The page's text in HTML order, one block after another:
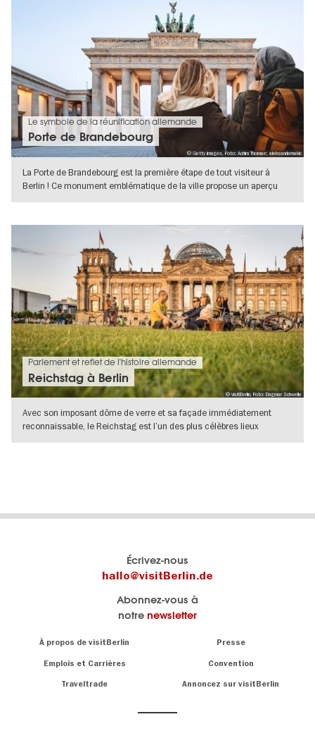
© Getty images, Foto: Achim Thomae; aleksandarnakic
Le symbole de la réunification allemande
Porte de Brandebourg
La Porte de Brandebourg est la première étape de tout visiteur à
Berlin ! Ce monument emblématique de la ville propose un aperçu
© visitBerlin, Foto: Dagmar Schwelle
Parlement et reflet de l'histoire allemande
Reichstag à Berlin
Avec son imposant dôme de verre et sa façade immédiatement
reconnaissable, le Reichstag est l’un des plus célèbres lieux
Écrivez-nous
hallo@visitBerlin.de
Abonnez-vous à
notre newsletter
Navigation:
À propos de visitBerlin Presse
Emplois et Carrières Convention
Traveltrade Annoncez sur visitBerlin
Berlin et sommes
là pour vous.